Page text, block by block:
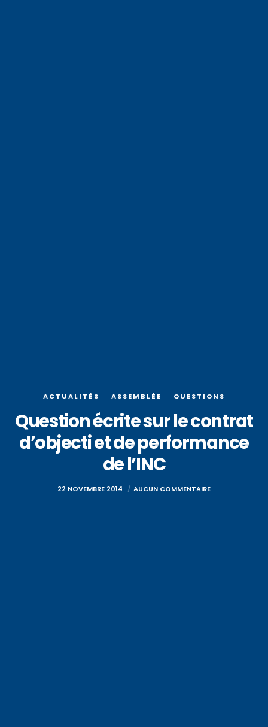
ACTUALITÉS ASSEMBLÉE QUESTIONS
Question écrite sur le contrat
d’objecti et de performance
de l’INC
22 NOVEMBRE 2014 AUCUN COMMENTAIRE